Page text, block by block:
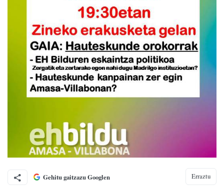
Gehitu gaitzazu Googlen Erraztu